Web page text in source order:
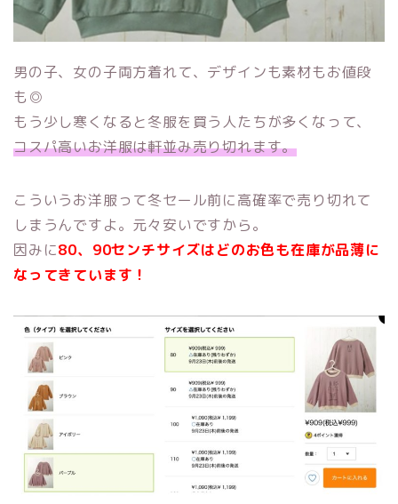
男の子、女の子両方着れて、デザインも素材もお値段
も◎
もう少し寒くなると冬服を買う人たちが多くなって、
コスパ高いお洋服は軒並み売り切れます。
こういうお洋服って冬セール前に高確率で売り切れて
しまうんですよ。元々安いですから。
因みに80、90センチサイズはどのお色も在庫が品薄に
なってきています！